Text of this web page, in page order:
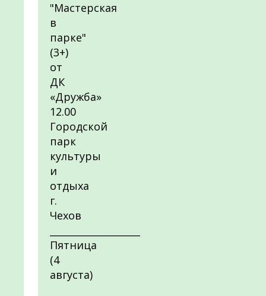
"Мастерская
в
парке"
(3+)
от
ДК
«Дружба»
12.00
Городской
парк
культуры
и
отдыха
г.
Чехов
Пятница
(4
августа)